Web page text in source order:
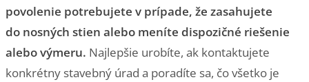
povolenie potrebujete v prípade, že zasahujete
do nosných stien alebo meníte dispozičné riešenie
alebo výmeru. Najlepšie urobíte, ak kontaktujete
konkrétny stavebný úrad a poradíte sa, čo všetko je